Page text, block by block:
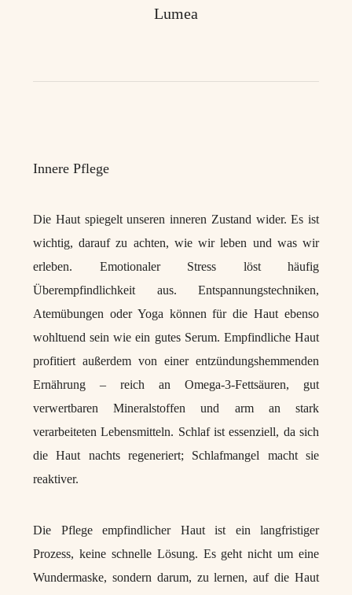
Lumea
Innere Pflege
Die Haut spiegelt unseren inneren Zustand wider. Es ist
wichtig, darauf zu achten, wie wir leben und was wir
erleben. Emotionaler Stress löst häufig
Überempfindlichkeit aus. Entspannungstechniken,
Atemübungen oder Yoga können für die Haut ebenso
wohltuend sein wie ein gutes Serum. Empfindliche Haut
profitiert außerdem von einer entzündungshemmenden
Ernährung – reich an Omega-3-Fettsäuren, gut
verwertbaren Mineralstoffen und arm an stark
verarbeiteten Lebensmitteln. Schlaf ist essenziell, da sich
die Haut nachts regeneriert; Schlafmangel macht sie
reaktiver.
Die Pflege empfindlicher Haut ist ein langfristiger
Prozess, keine schnelle Lösung. Es geht nicht um eine
Wundermaske, sondern darum, zu lernen, auf die Haut